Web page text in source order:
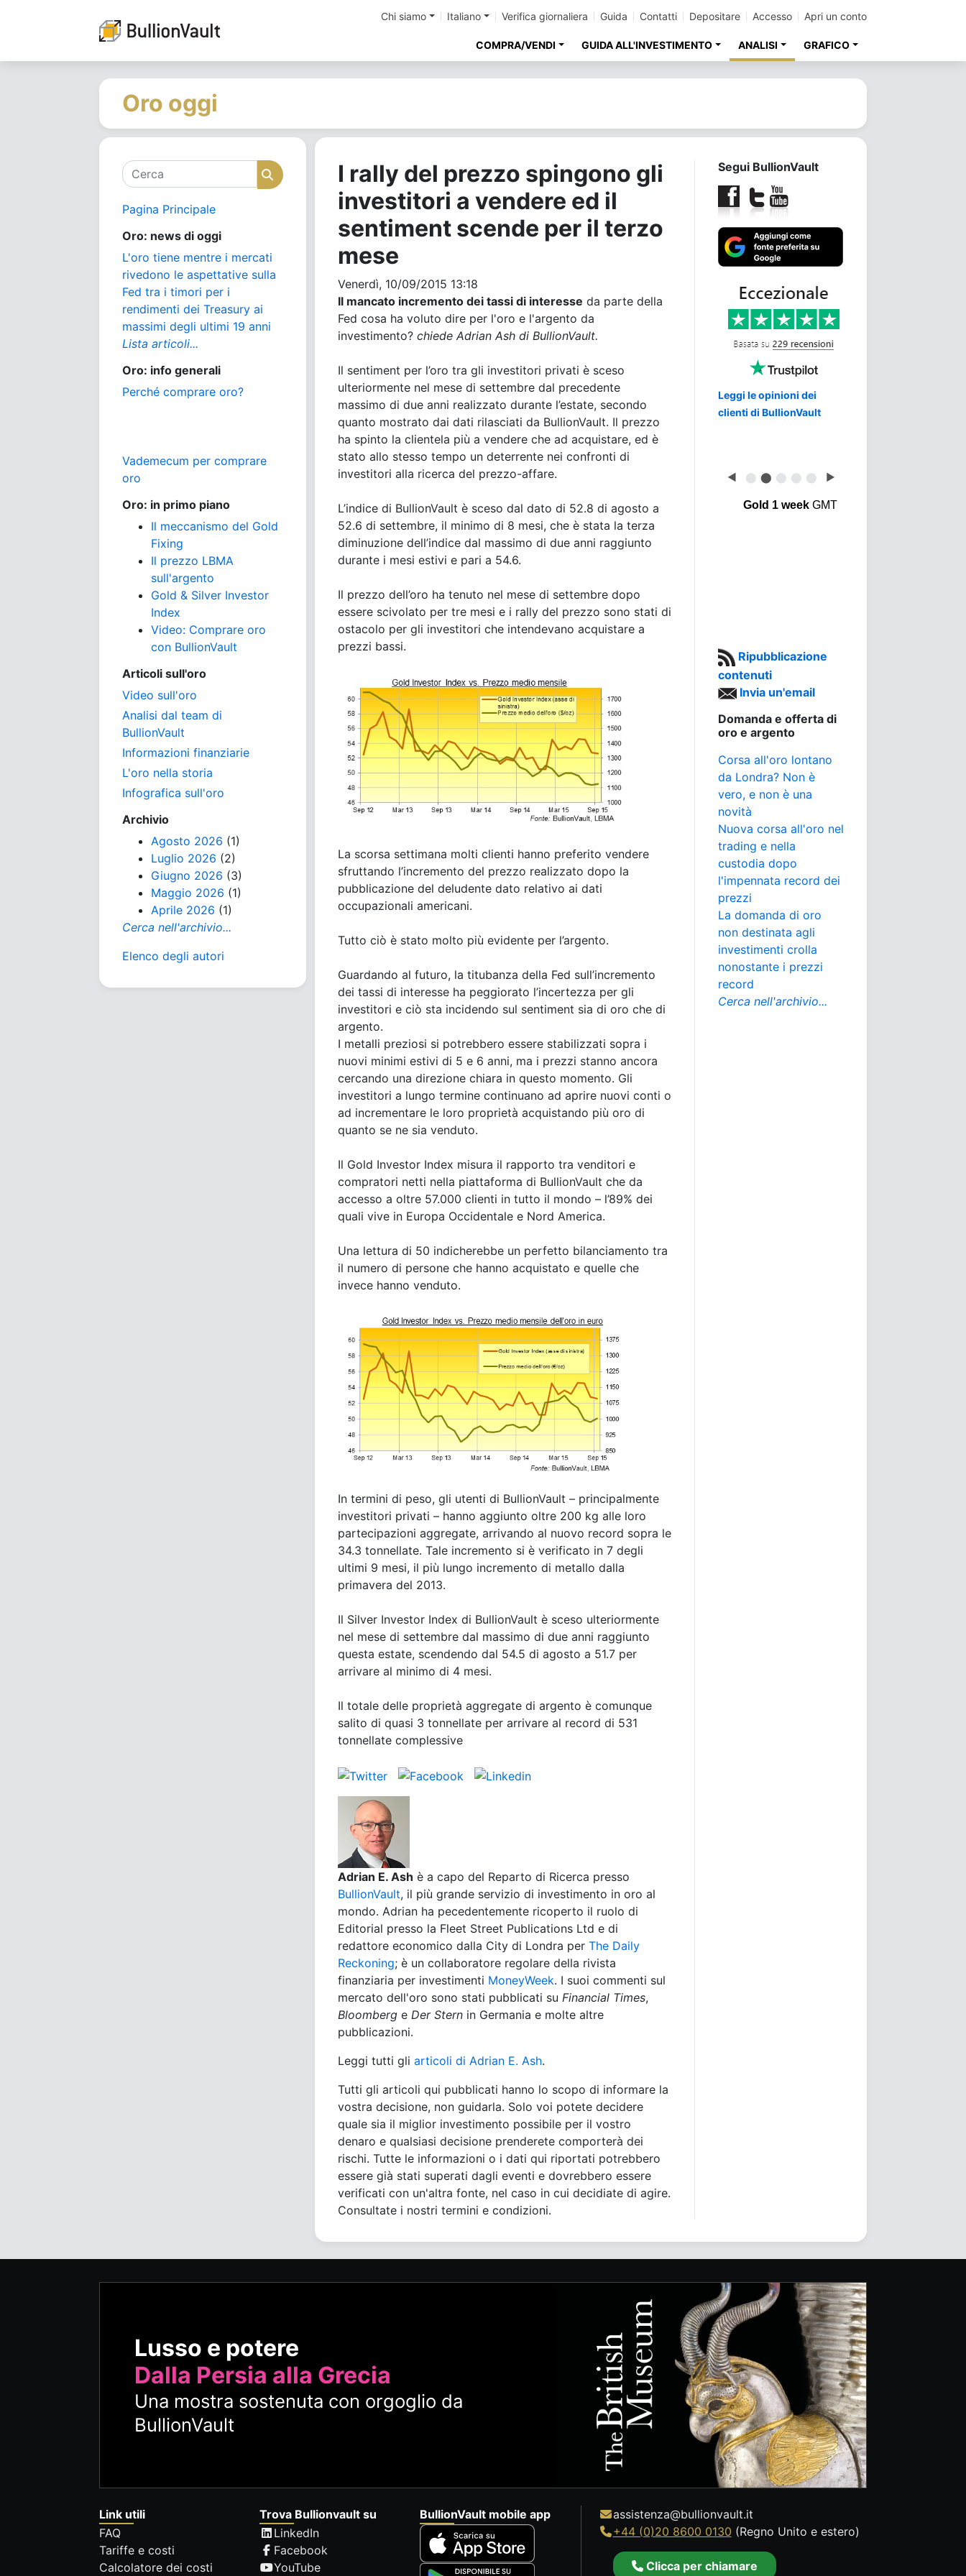
Chi siamo Italiano Verifica giornaliera Guida Contatti Depositare Accesso Apri un conto
COMPRA/VENDI GUIDA ALL'INVESTIMENTO ANALISI GRAFICO
Oro oggi
Cerca Cerca
Pagina Principale
Oro: news di oggi
L'oro tiene mentre i mercati
rivedono le aspettative sulla
Fed tra i timori per i
rendimenti dei Treasury ai
massimi degli ultimi 19 anni
Lista articoli...
Oro: info generali
Perché comprare oro?
Vademecum per comprare
oro
Oro: in primo piano
Il meccanismo del Gold
Fixing
Il prezzo LBMA
sull'argento
Gold & Silver Investor
Index
Video: Comprare oro
con BullionVault
Articoli sull'oro
Video sull'oro
Analisi dal team di
BullionVault
Informazioni finanziarie
L'oro nella storia
Infografica sull'oro
Archivio
Agosto 2026 (1)
Luglio 2026 (2)
Giugno 2026 (3)
Maggio 2026 (1)
Aprile 2026 (1)
Cerca nell'archivio...
Elenco degli autori
I rally del prezzo spingono gli
investitori a vendere ed il
sentiment scende per il terzo
mese
Venerdì, 10/09/2015 13:18
Il mancato incremento dei tassi di interesse da parte della
Fed cosa ha voluto dire per l'oro e l'argento da
investimento? chiede Adrian Ash di BullionVault.
Il sentiment per l’oro tra gli investitori privati è sceso
ulteriormente nel mese di settembre dal precedente
massimo di due anni realizzato durante l’estate, secondo
quanto mostrato dai dati rilasciati da BullionVault. Il prezzo
ha spinto la clientela più a vendere che ad acquistare, ed è
stato allo stesso tempo un deterrente nei confronti di
investitori alla ricerca del prezzo-affare.
L’indice di BullionVault è sceso dal dato di 52.8 di agosto a
52.6 di settembre, il minimo di 8 mesi, che è stata la terza
diminuzione dell’indice dal massimo di due anni raggiunto
durante i mesi estivi e pari a 54.6.
Il prezzo dell’oro ha tenuto nel mese di settembre dopo
essere scivolato per tre mesi e i rally del prezzo sono stati di
ostacolo per gli investitori che intendevano acquistare a
prezzi bassi.
La scorsa settimana molti clienti hanno preferito vendere
sfruttando l’incremento del prezzo realizzato dopo la
pubblicazione del deludente dato relativo ai dati
occupazionali americani.
Tutto ciò è stato molto più evidente per l’argento.
Guardando al futuro, la titubanza della Fed sull’incremento
dei tassi di interesse ha peggiorato l’incertezza per gli
investitori e ciò sta incidendo sul sentiment sia di oro che di
argento.
I metalli preziosi si potrebbero essere stabilizzati sopra i
nuovi minimi estivi di 5 e 6 anni, ma i prezzi stanno ancora
cercando una direzione chiara in questo momento. Gli
investitori a lungo termine continuano ad aprire nuovi conti o
ad incrementare le loro proprietà acquistando più oro di
quanto se ne sia venduto.
Il Gold Investor Index misura il rapporto tra venditori e
compratori netti nella piattaforma di BullionVault che da
accesso a oltre 57.000 clienti in tutto il mondo – l’89% dei
quali vive in Europa Occidentale e Nord America.
Una lettura di 50 indicherebbe un perfetto bilanciamento tra
il numero di persone che hanno acquistato e quelle che
invece hanno venduto.
In termini di peso, gli utenti di BullionVault – principalmente
investitori privati – hanno aggiunto oltre 200 kg alle loro
partecipazioni aggregate, arrivando al nuovo record sopra le
34.3 tonnellate. Tale incremento si è verificato in 7 degli
ultimi 9 mesi, il più lungo incremento di metallo dalla
primavera del 2013.
Il Silver Investor Index di BullionVault è sceso ulteriormente
nel mese di settembre dal massimo di due anni raggiunto
questa estate, scendendo dal 54.5 di agosto a 51.7 per
arrivare al minimo di 4 mesi.
Il totale delle proprietà aggregate di argento è comunque
salito di quasi 3 tonnellate per arrivare al record di 531
tonnellate complessive
Adrian E. Ash è a capo del Reparto di Ricerca presso
BullionVault, il più grande servizio di investimento in oro al
mondo. Adrian ha pecedentemente ricoperto il ruolo di
Editorial presso la Fleet Street Publications Ltd e di
redattore economico dalla City di Londra per The Daily
Reckoning; è un collaboratore regolare della rivista
finanziaria per investimenti MoneyWeek. I suoi commenti sul
mercato dell'oro sono stati pubblicati su Financial Times,
Bloomberg e Der Stern in Germania e molte altre
pubblicazioni.
Leggi tutti gli articoli di Adrian E. Ash.
Tutti gli articoli qui pubblicati hanno lo scopo di informare la
vostra decisione, non guidarla. Solo voi potete decidere
quale sia il miglior investimento possibile per il vostro
denaro e qualsiasi decisione prenderete comporterà dei
rischi. Tutte le informazioni o i dati qui riportati potrebbero
essere già stati superati dagli eventi e dovrebbero essere
verificati con un'altra fonte, nel caso in cui decidiate di agire.
Consultate i nostri termini e condizioni.
Segui BullionVault
Leggi le opinioni dei
clienti di BullionVault
◀ ⬤ ⬤ ⬤ ⬤ ⬤ ▶
Gold 1 weekGMT
Ripubblicazione
contenuti
Invia un'email
Domanda e offerta di
oro e argento
Corsa all'oro lontano
da Londra? Non è
vero, e non è una
novità
Nuova corsa all'oro nel
trading e nella
custodia dopo
l'impennata record dei
prezzi
La domanda di oro
non destinata agli
investimenti crolla
nonostante i prezzi
record
Cerca nell'archivio...
Lusso e potere
Dalla Persia alla Grecia
Una mostra sostenuta con orgoglio da
BullionVault
Link utili
FAQ
Tariffe e costi
Calcolatore dei costi
Trova Bullionvault su
LinkedIn
Facebook
YouTube
BullionVault mobile app
assistenza@bullionvault.it
+44 (0)20 8600 0130 (Regno Unito e estero)
Clicca per chiamare